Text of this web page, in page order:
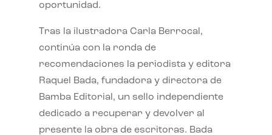
oportunidad.
Tras la ilustradora Carla Berrocal,
continúa con la ronda de
recomendaciones la periodista y editora
Raquel Bada, fundadora y directora de
Bamba Editorial, un sello independiente
dedicado a recuperar y devolver al
presente la obra de escritoras. Bada